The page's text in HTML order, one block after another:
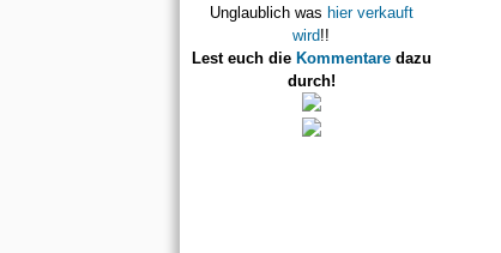
Unglaublich was hier verkauft
wird!!
Lest euch die Kommentaredazu
durch!